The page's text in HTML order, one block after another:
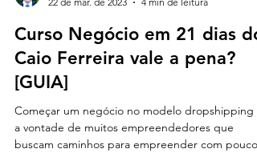
22 de mar. de 2023
4 min de leitura
Curso Negócio em 21 dias do
Caio Ferreira vale a pena?
[GUIA]
Começar um negócio no modelo dropshipping é